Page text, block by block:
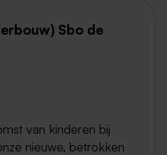
Sbo de
van kinderen bij
nieuwe, betrokken